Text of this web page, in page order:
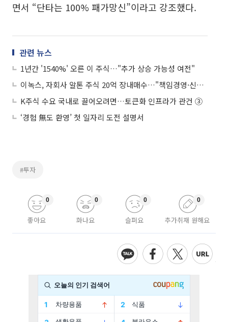
면서 “단타는 100% 패가망신”이라고 강조했다.
관련 뉴스
1년간 '1540%' 오른 이 주식…"추가 상승 가능성 여전"
이녹스, 자회사 알톤 주식 20억 장내매수…"책임경영·신사업 포석"
K주식 수요 국내로 끌어오려면…토큰화 인프라가 관건 ③
‘경험 無도 환영’ 첫 일자리 도전 설명서
#투자
좋아요
0
화나요
0
슬퍼요
0
추가취재 원해요
0